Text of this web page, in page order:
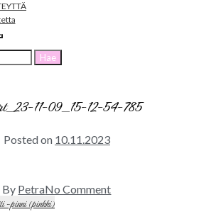
11-09_15-12-54-785
Posted on 10.11.2023
By PetraNo Commenton
-pinni (pinkki)